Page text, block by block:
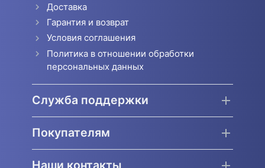
Доставка
Гарантия и возврат
Условия соглашения
Политика в отношении обработки
персональных данных
Служба поддержки
Покупателям